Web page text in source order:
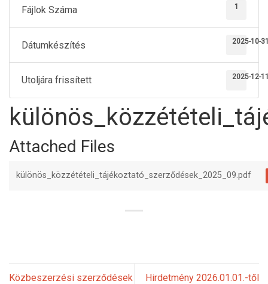
Fájlok Száma 1
Dátumkészítés 2025-10-
Utoljára frissített 2025-12-
Attached Files
különös_közzétételi_tájékoztató_szerződések_2025_09.pdf
Közbeszerzési szerződések
Hirdetmény 2026.01.01.-től